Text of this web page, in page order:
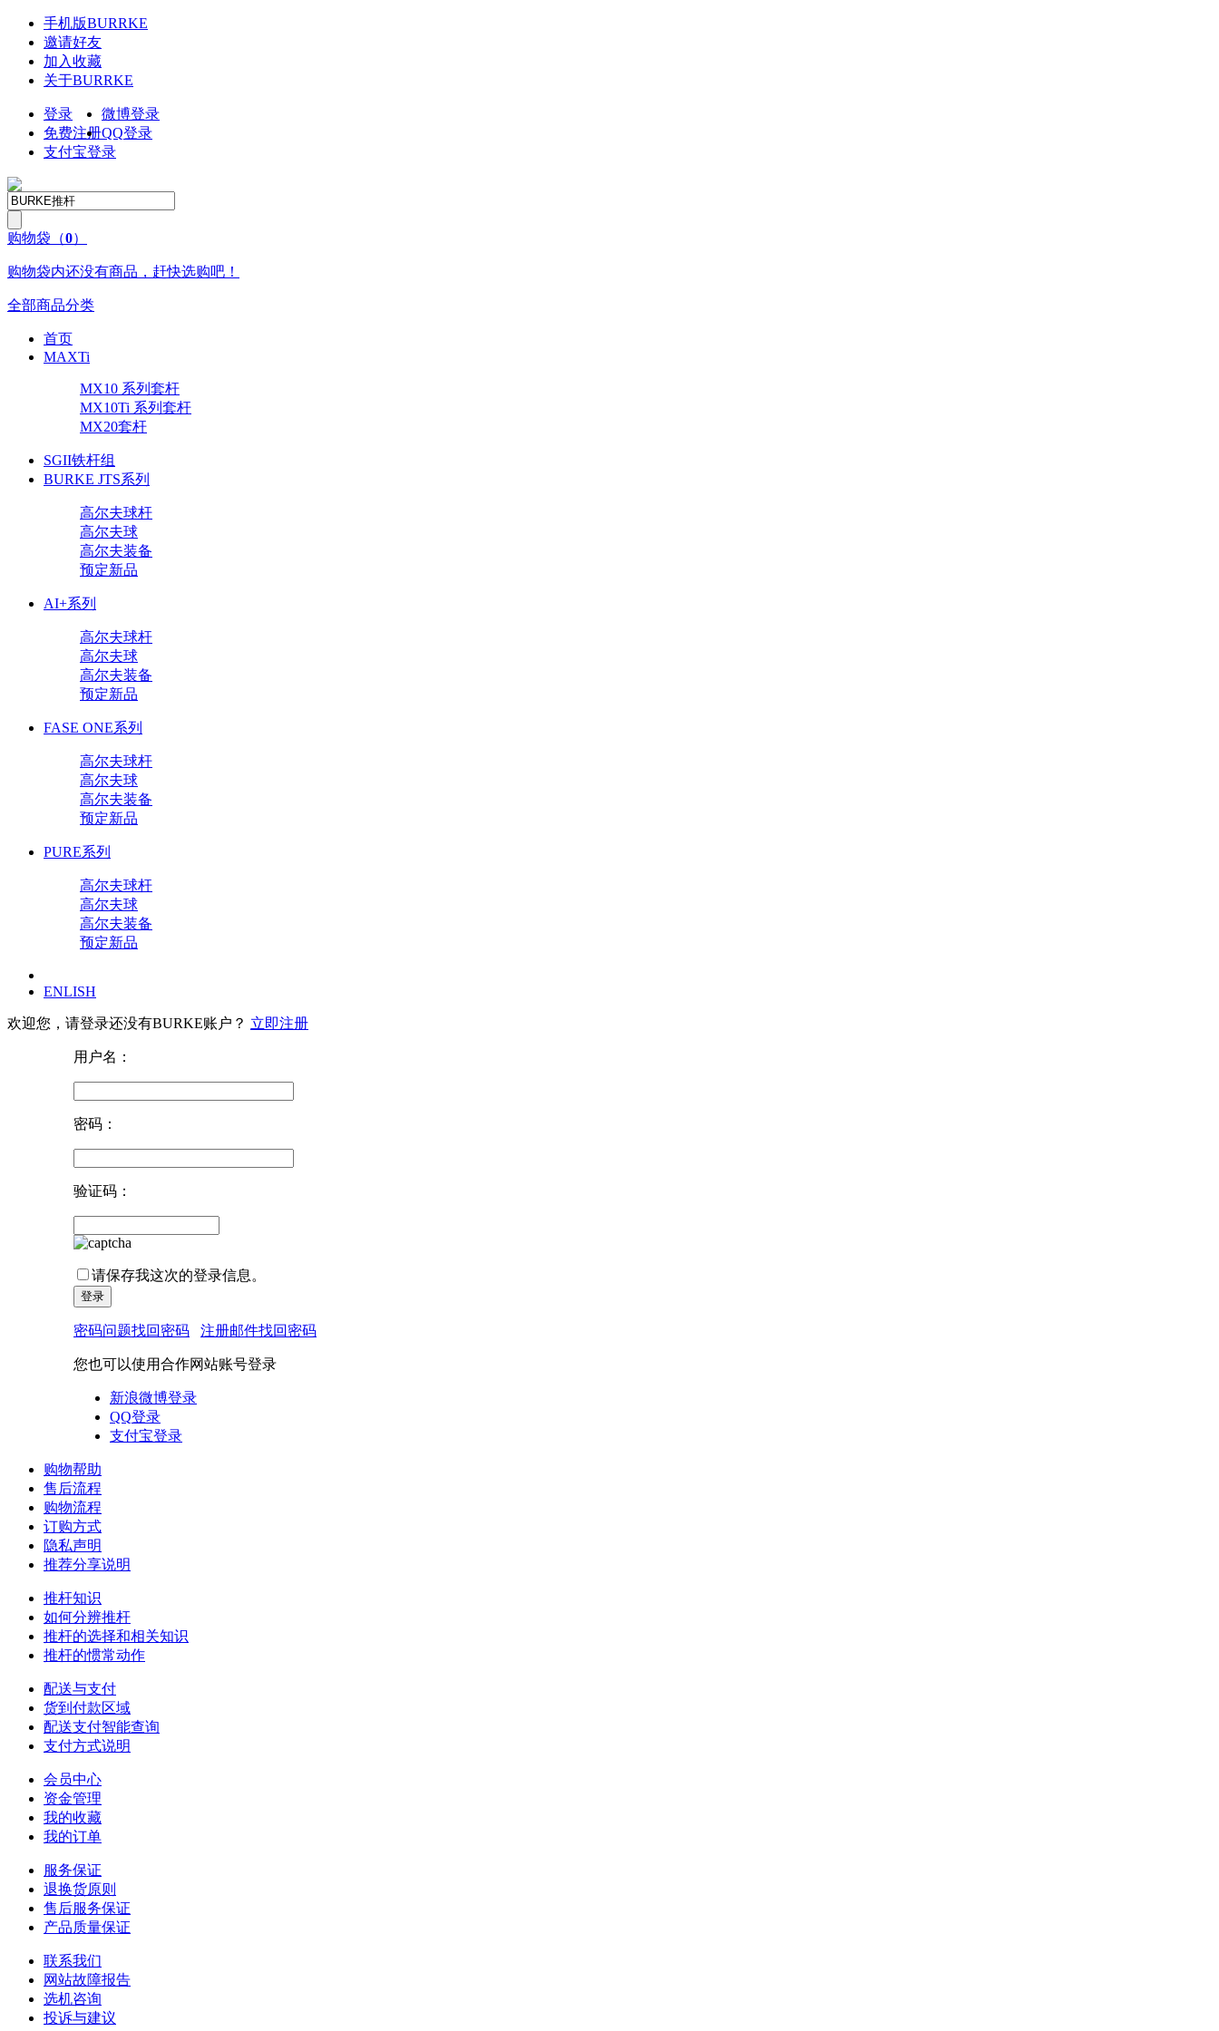
手机版BURRKE
邀请好友
加入收藏
关于BURRKE
登录
免费注册
微博登录
QQ登录
支付宝登录
购物袋 （0）
购物袋内还没有商品，赶快选购吧！
全部商品分类
首页
MAXTi
MX10 系列套杆
MX10Ti 系列套杆
MX20套杆
SGII铁杆组
BURKE JTS系列
高尔夫球杆
高尔夫球
高尔夫装备
预定新品
AI+系列
高尔夫球杆
高尔夫球
高尔夫装备
预定新品
FASE ONE系列
高尔夫球杆
高尔夫球
高尔夫装备
预定新品
PURE系列
高尔夫球杆
高尔夫球
高尔夫装备
预定新品
ENLISH
欢迎您，请登录还没有BURKE账户？ 立即注册
用户名：
密码：
验证码：
请保存我这次的登录信息。
密码问题找回密码 注册邮件找回密码
您也可以使用合作网站账号登录
新浪微博登录
QQ登录
支付宝登录
购物帮助
售后流程
购物流程
订购方式
隐私声明
推荐分享说明
推杆知识
如何分辨推杆
推杆的选择和相关知识
推杆的惯常动作
配送与支付
货到付款区域
配送支付智能查询
支付方式说明
会员中心
资金管理
我的收藏
我的订单
服务保证
退换货原则
售后服务保证
产品质量保证
联系我们
网站故障报告
选机咨询
投诉与建议